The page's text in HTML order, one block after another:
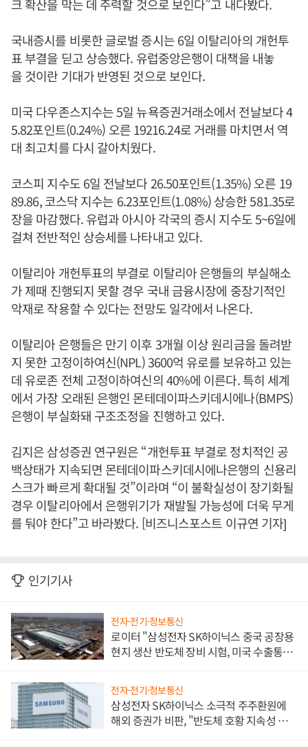
크 확산을 막는 데 주력할 것으로 보인다”고 내다봤다.
국내증시를 비롯한 글로벌 증시는 6일 이탈리아의 개헌투
표 부결을 딛고 상승했다. 유럽중앙은행이 대책을 내놓
을 것이란 기대가 반영된 것으로 보인다.
미국 다우존스지수는 5일 뉴욕증권거래소에서 전날보다 4
5.82포인트(0.24%) 오른 19216.24로 거래를 마치면서 역
대 최고치를 다시 갈아치웠다.
코스피 지수도 6일 전날보다 26.50포인트(1.35%) 오른 19
89.86, 코스닥 지수는 6.23포인트(1.08%) 상승한 581.35로
장을 마감했다. 유럽과 아시아 각국의 증시 지수도 5~6일에
걸쳐 전반적인 상승세를 나타내고 있다.
이탈리아 개헌투표의 부결로 이탈리아 은행들의 부실해소
가 제때 진행되지 못할 경우 국내 금융시장에 중장기적인
악재로 작용할 수 있다는 전망도 일각에서 나온다.
이탈리아 은행들은 만기 이후 3개월 이상 원리금을 돌려받
지 못한 고정이하여신(NPL) 3600억 유로를 보유하고 있는
데 유로존 전체 고정이하여신의 40%에 이른다. 특히 세계
에서 가장 오래된 은행인 몬테데이파스키데시에나(BMPS)
은행이 부실화돼 구조조정을 진행하고 있다.
김지은 삼성증권 연구원은 “개헌투표 부결로 정치적인 공
백상태가 지속되면 몬테데이파스키데시에나은행의 신용리
스크가 빠르게 확대될 것”이라며 “이 불확실성이 장기화될
경우 이탈리아에서 은행위기가 재발될 가능성에 더욱 무게
를 둬야 한다”고 바라봤다. [비즈니스포스트 이규연 기자]
인기기사
전자·전기·정보통신
로이터 "삼성전자 SK하이닉스 중국 공장용
현지 생산 반도체 장비 시험, 미국 수출통제
전자·전기·정보통신
삼성전자 SK하이닉스 소극적 주주환원에
해외 증권가 비판, "반도체 호황 지속성 의